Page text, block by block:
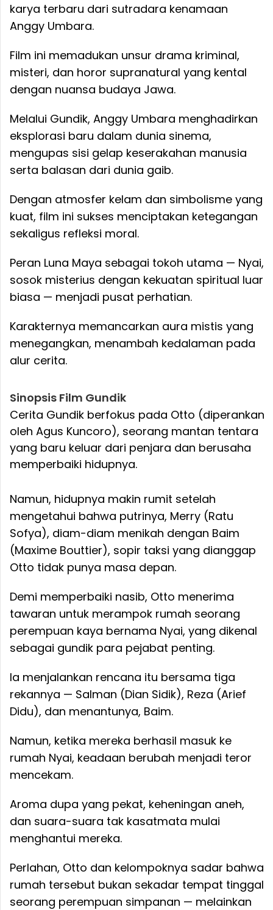
karya terbaru dari sutradara kenamaan
Anggy Umbara.
Film ini memadukan unsur drama kriminal,
misteri, dan horor supranatural yang kental
dengan nuansa budaya Jawa.
Melalui Gundik, Anggy Umbara menghadirkan
eksplorasi baru dalam dunia sinema,
mengupas sisi gelap keserakahan manusia
serta balasan dari dunia gaib.
Dengan atmosfer kelam dan simbolisme yang
kuat, film ini sukses menciptakan ketegangan
sekaligus refleksi moral.
Peran Luna Maya sebagai tokoh utama — Nyai,
sosok misterius dengan kekuatan spiritual luar
biasa — menjadi pusat perhatian.
Karakternya memancarkan aura mistis yang
menegangkan, menambah kedalaman pada
alur cerita.
Sinopsis Film Gundik
Cerita Gundik berfokus pada Otto (diperankan
oleh Agus Kuncoro), seorang mantan tentara
yang baru keluar dari penjara dan berusaha
memperbaiki hidupnya.
Namun, hidupnya makin rumit setelah
mengetahui bahwa putrinya, Merry (Ratu
Sofya), diam-diam menikah dengan Baim
(Maxime Bouttier), sopir taksi yang dianggap
Otto tidak punya masa depan.
Demi memperbaiki nasib, Otto menerima
tawaran untuk merampok rumah seorang
perempuan kaya bernama Nyai, yang dikenal
sebagai gundik para pejabat penting.
Ia menjalankan rencana itu bersama tiga
rekannya — Salman (Dian Sidik), Reza (Arief
Didu), dan menantunya, Baim.
Namun, ketika mereka berhasil masuk ke
rumah Nyai, keadaan berubah menjadi teror
mencekam.
Aroma dupa yang pekat, keheningan aneh,
dan suara-suara tak kasatmata mulai
menghantui mereka.
Perlahan, Otto dan kelompoknya sadar bahwa
rumah tersebut bukan sekadar tempat tinggal
seorang perempuan simpanan — melainkan